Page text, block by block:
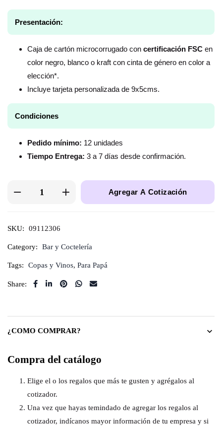
Presentación:
Caja de cartón microcorrugado con certificación FSC en
color negro, blanco o kraft con cinta de género en color a
elección*.
Incluye tarjeta personalizada de 9x5cms.
Condiciones
Pedido mínimo: 12 unidades
Tiempo Entrega: 3 a 7 días desde confirmación.
Agregar A Cotización
SKU: 09112306
Category: Bar y Coctelería
Tags: Copas y Vinos, Para Papá
Share:
¿COMO COMPRAR?
Compra del catálogo
Elige el o los regalos que más te gusten y agrégalos al
cotizador.
Una vez que hayas temindado de agregar los regalos al
cotizador, indícanos mayor información de tu empresa y si